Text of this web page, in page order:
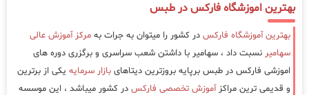
بهترین اموزشگاه فارکس در طبس
بهترین آموزشگاه فارکس در کشور را میتوان به جرات به مرکز آموزش عالی
سهامیر نسبت داد ، سهامیر با داشتن شعب سراسری و برگزری دوره های
اموزشی فارکس در طبس برپایه بروزترین دیتاهای بازار سرمایه یکی از برترین
و قدیمی ترین مراکزآموزش تخصصی فارکس در کشور میباشد ، این موسسه